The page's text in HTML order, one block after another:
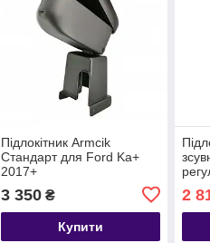
Підлокітник Armcik
Стандарт для Ford Ka+
2017+
3 350₴
Купити
2